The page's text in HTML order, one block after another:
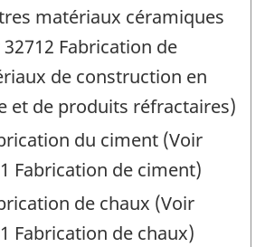
matériaux céramiques
Fabrication de
de construction en
et de produits réfractaires)
du ciment (Voir
Fabrication de ciment)
de chaux (Voir
Fabrication de chaux)